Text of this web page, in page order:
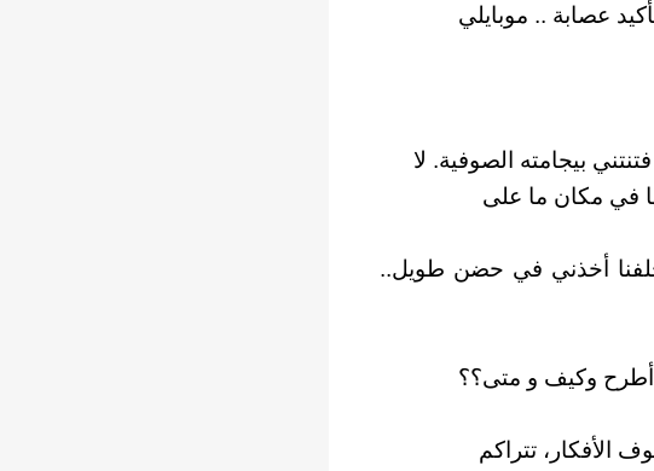
عصابة .. موبايلي
بيجامته الصوفية. لا
في مكان ما على
خلفنا أخذني في حضن طويل..
أطرح وكيف و متى؟؟
الأفكار، تتراكم